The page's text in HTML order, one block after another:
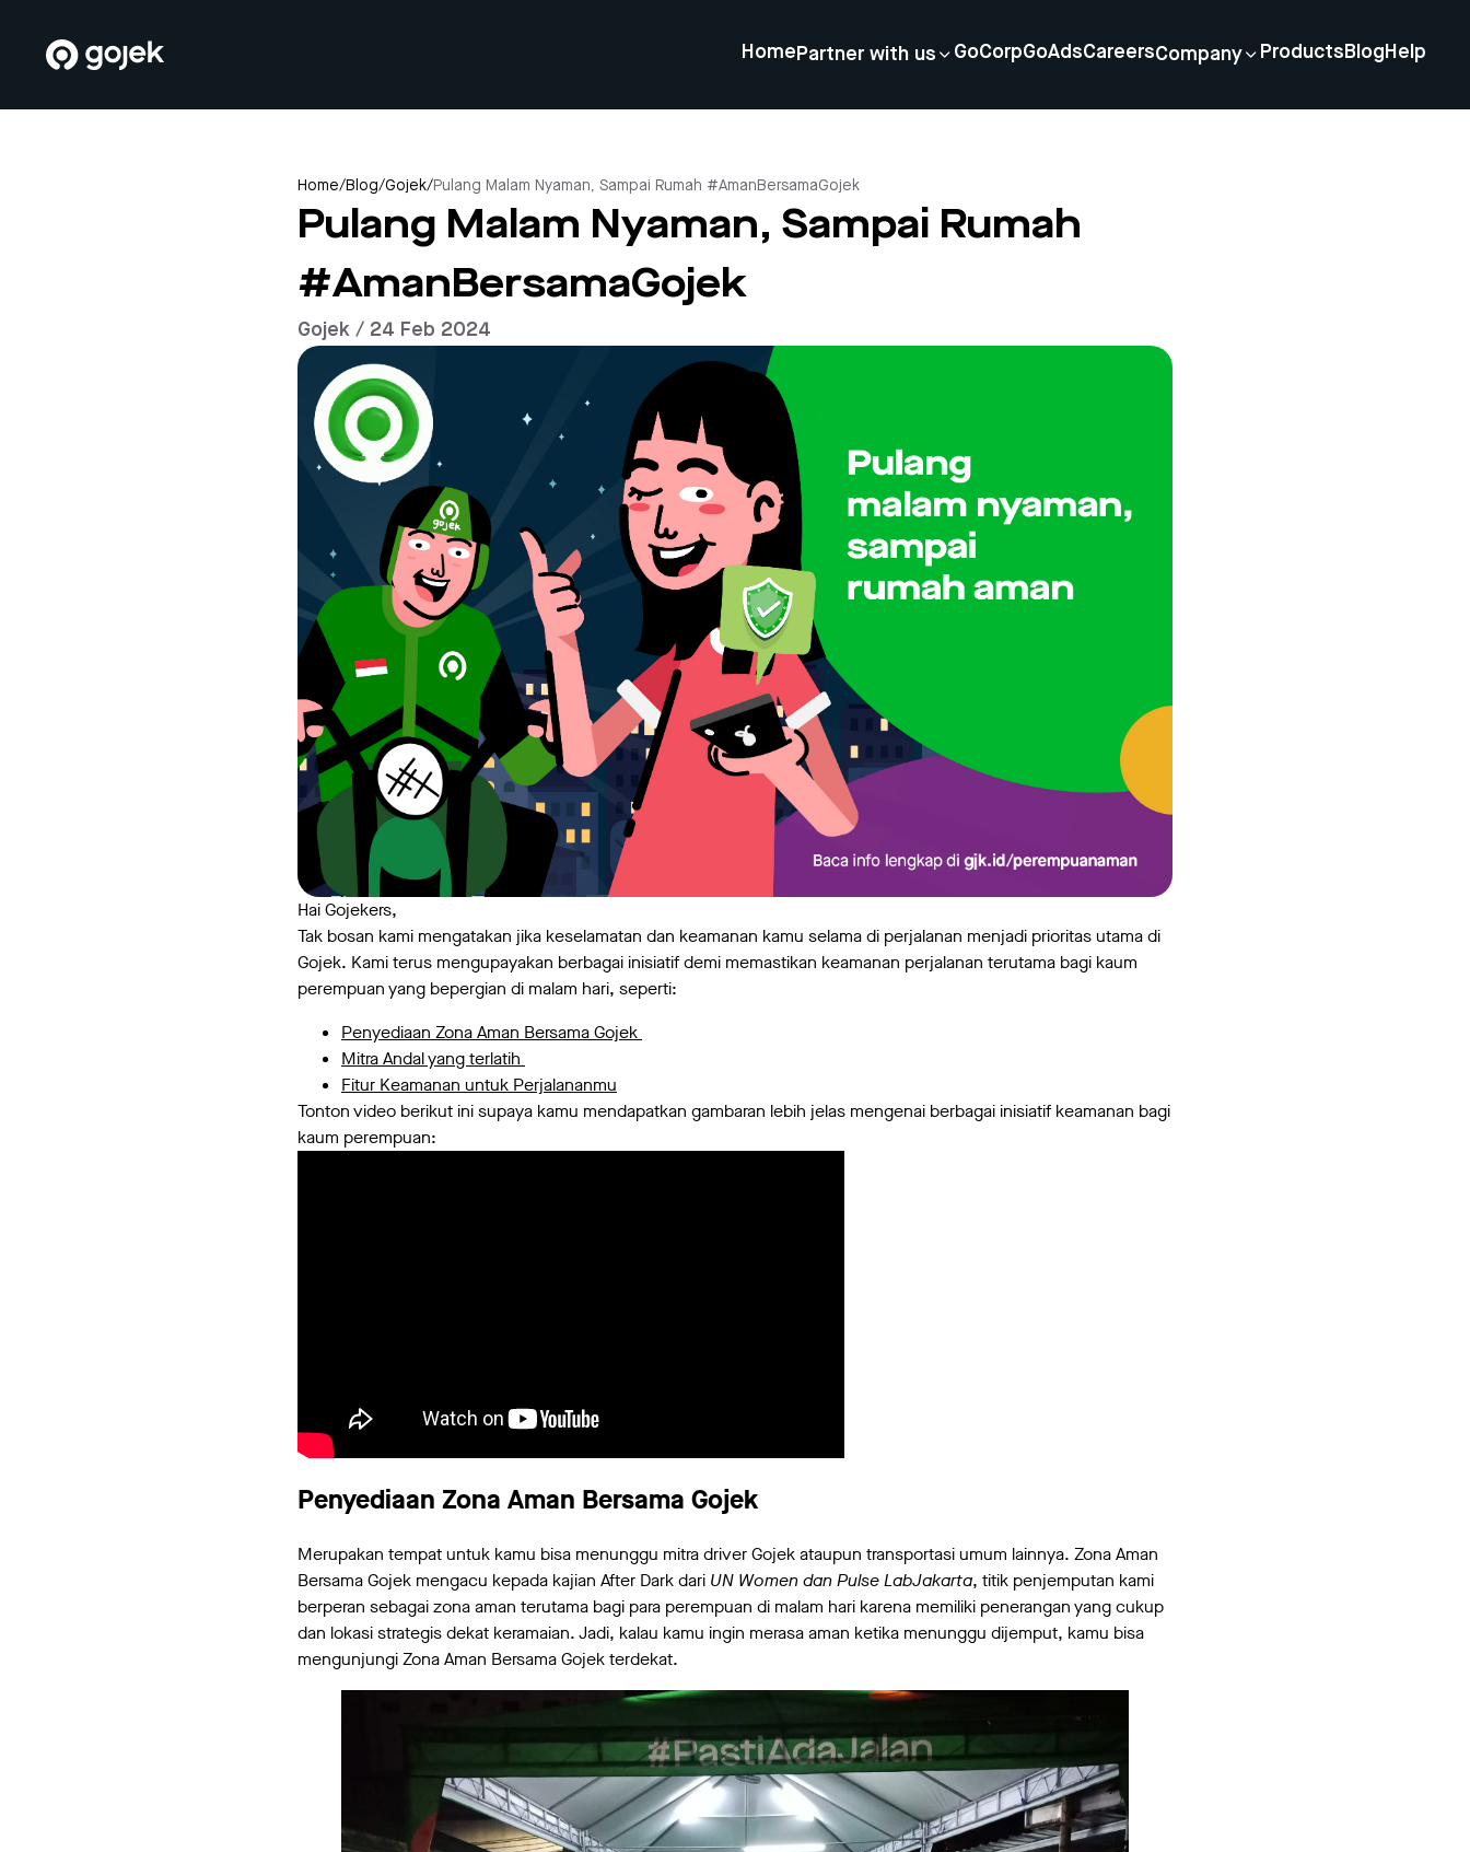
Home Partner with us GoCorpGoAdsCareersCompany Products Blog Help
Home/Blog/Gojek/Pulang Malam Nyaman, Sampai Rumah #AmanBersamaGojek
Pulang Malam Nyaman, Sampai Rumah
#AmanBersamaGojek
Gojek / 24 Feb 2024
Hai Gojekers,
Tak bosan kami mengatakan jika keselamatan dan keamanan kamu selama di perjalanan menjadi prioritas utama di
Gojek. Kami terus mengupayakan berbagai inisiatif demi memastikan keamanan perjalanan terutama bagi kaum
perempuan yang bepergian di malam hari, seperti:
Penyediaan Zona Aman Bersama Gojek
Mitra Andal yang terlatih
Fitur Keamanan untuk Perjalananmu
Tonton video berikut ini supaya kamu mendapatkan gambaran lebih jelas mengenai berbagai inisiatif keamanan bagi
kaum perempuan:
Penyediaan Zona Aman Bersama Gojek
Merupakan tempat untuk kamu bisa menunggu mitra driver Gojek ataupun transportasi umum lainnya. Zona Aman
Bersama Gojek mengacu kepada kajian After Dark dari UN Women dan Pulse LabJakarta, titik penjemputan kami
berperan sebagai zona aman terutama bagi para perempuan di malam hari karena memiliki penerangan yang cukup
dan lokasi strategis dekat keramaian. Jadi, kalau kamu ingin merasa aman ketika menunggu dijemput, kamu bisa
mengunjungi Zona Aman Bersama Gojek terdekat.